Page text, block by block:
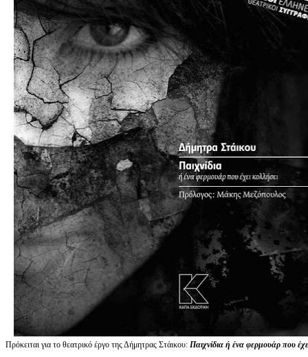
Πρόκειται για το θεατρικό έργο της Δήμητρας Στάικου: Παιχνίδια ή ένα φερμουάρ που